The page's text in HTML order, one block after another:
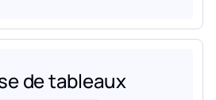
de tableaux